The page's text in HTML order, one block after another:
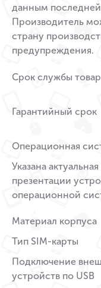
данным последней
Производитель
страну
предупреждения.
Срок службы
Гарантийный срок
Операционная
Указана
презентации
операционной
Материал корпуса
Тип SIM-карты
Подключение
устройств по USB